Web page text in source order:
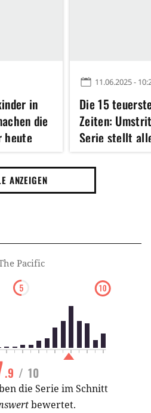
in
die
heute
11.06.2025 -
Die 15
Zeiten:
Serie stellt
Schatten
ANZEIGEN
Pacific
.9 / 10
die Serie im Schnitt
bewertet.